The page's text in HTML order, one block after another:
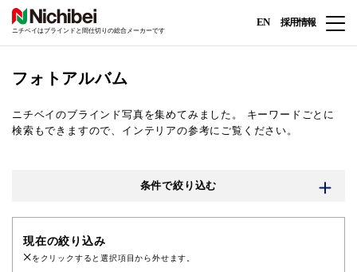
ニチベイはブラインドと間仕切りの総合メーカーです
EN 採用情報
フォトアルバム
ニチベイのブラインド写真を集めてみました。
キーワードごとに
検索もできますので、インテリアの参考にご覧ください。
条件で絞り込む
現在の絞り込み
をクリックすると選択項目から外せます。